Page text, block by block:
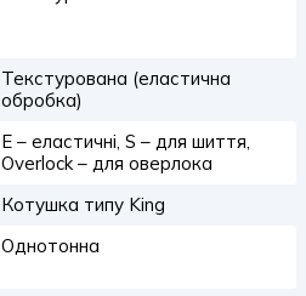
Текстурована (еластична
обробка)
E – еластичні, S – для шиття,
Overlock – для оверлока
Котушка типу King
Однотонна